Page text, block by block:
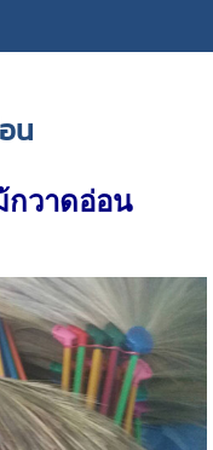
น
วาดอ่อน